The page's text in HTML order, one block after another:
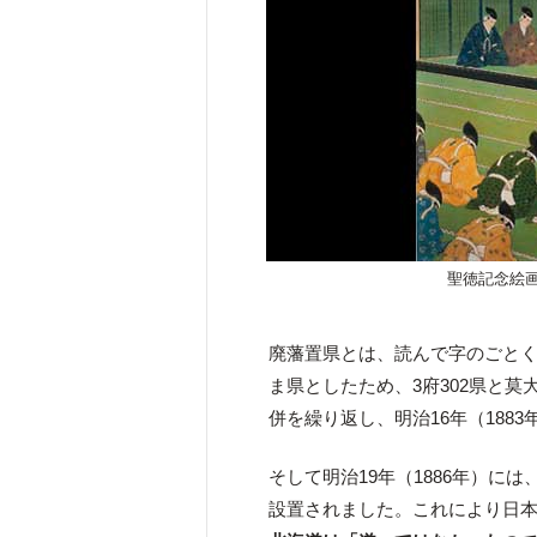
聖徳記念絵
廃藩置県とは、読んで字のごと
ま県としたため、3府302県と莫
併を繰り返し、明治16年（1883
そして明治19年（1886年）には
設置されました。これにより日